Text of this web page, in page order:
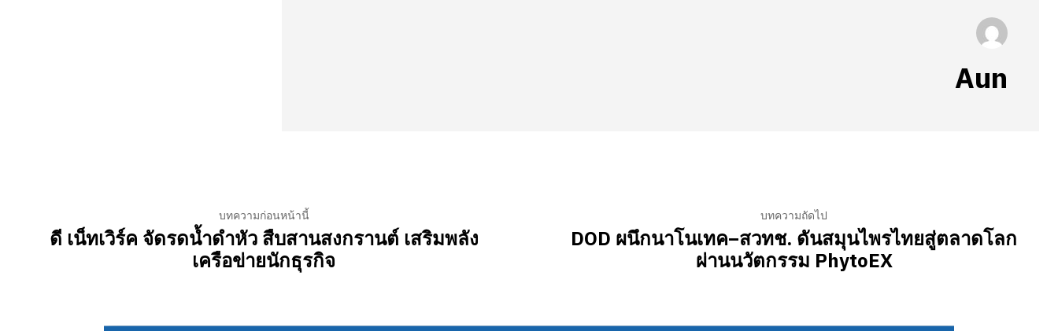
Aun
บทความก่อนหน้านี้
ดี เน็ทเวิร์ค จัดรดน้ำดำหัว สืบสานสงกรานต์ เสริมพลัง
เครือข่ายนักธุรกิจ
บทความถัดไป
DOD ผนึกนาโนเทค–สวทช. ดันสมุนไพรไทยสู่ตลาดโลก
ผ่านนวัตกรรม PhytoEX